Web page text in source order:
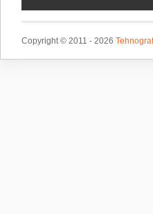
Copyright © 2011 - 2026